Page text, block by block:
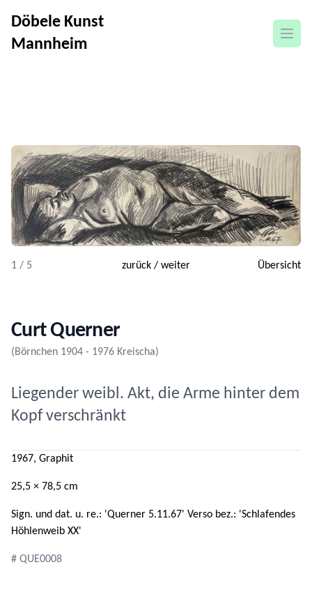
Döbele Kunst
Mannheim
1 / 5 zurück/ weiter Übersicht
Curt Querner
(Börnchen 1904 - 1976 Kreischa)
Liegender weibl. Akt, die Arme hinter dem
Kopf verschränkt
1967, Graphit
25,5 × 78,5 cm
Sign. und dat. u. re.: 'Querner 5.11.67' Verso bez.: 'Schlafendes
Höhlenweib XX'
# QUE0008